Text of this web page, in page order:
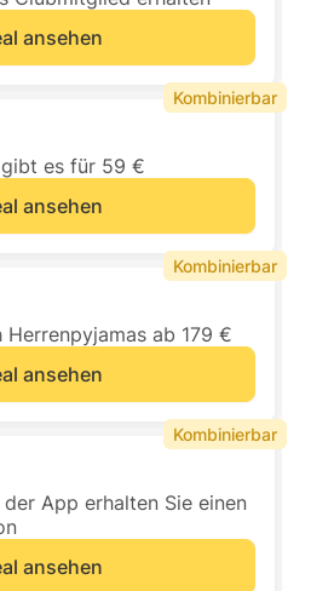
ansehen
es für 59 €
ansehen
Kombinierbar
Herrenpyjamas ab 179 €
ansehen
Kombinierbar
App erhalten Sie einen
ansehen
Kombinierbar